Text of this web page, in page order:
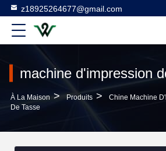
z18925264677@gmail.com
machine d'impression
À La Maison > Produits >
Chine Machine
De Tasse